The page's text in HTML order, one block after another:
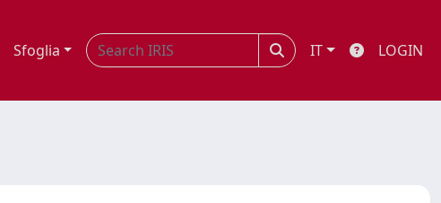
Sfoglia IT LOGIN